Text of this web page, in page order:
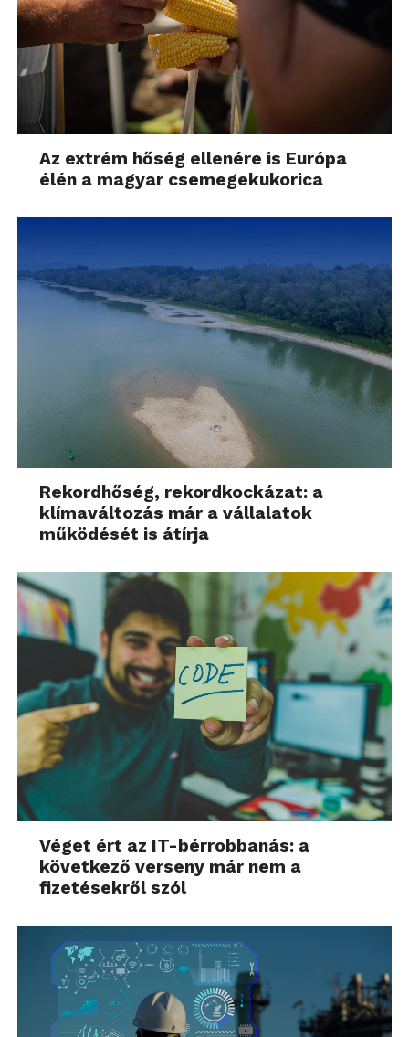
Az extrém hőség ellenére is Európa
élén a magyar csemegekukorica
Rekordhőség, rekordkockázat: a
klímaváltozás már a vállalatok
működését is átírja
Véget ért az IT-bérrobbanás: a
következő verseny már nem a
fizetésekről szól